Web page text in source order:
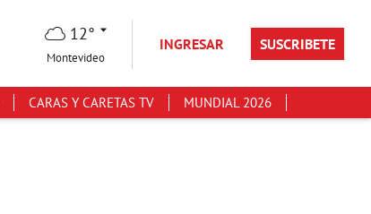
12°
Montevideo
INGRESAR SUSCRIBETE
CARAS Y CARETAS TV MUNDIAL 2026